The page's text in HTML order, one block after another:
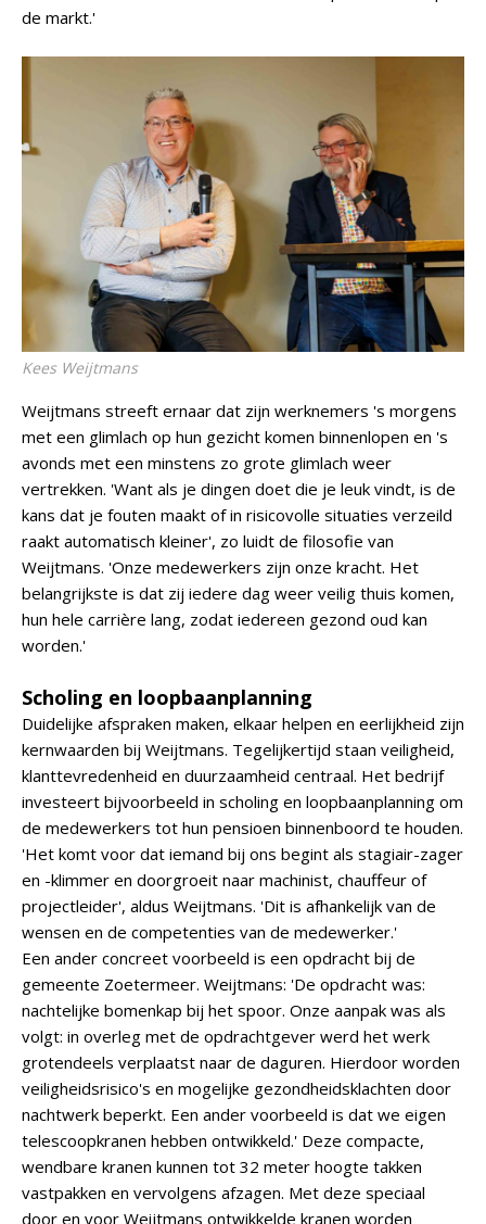
de markt.'
Kees Weijtmans
Weijtmans streeft ernaar dat zijn werknemers 's morgens
met een glimlach op hun gezicht komen binnenlopen en 's
avonds met een minstens zo grote glimlach weer
vertrekken. 'Want als je dingen doet die je leuk vindt, is de
kans dat je fouten maakt of in risicovolle situaties verzeild
raakt automatisch kleiner', zo luidt de filosofie van
Weijtmans. 'Onze medewerkers zijn onze kracht. Het
belangrijkste is dat zij iedere dag weer veilig thuis komen,
hun hele carrière lang, zodat iedereen gezond oud kan
worden.'
Scholing en loopbaanplanning
Duidelijke afspraken maken, elkaar helpen en eerlijkheid zijn
kernwaarden bij Weijtmans. Tegelijkertijd staan veiligheid,
klanttevredenheid en duurzaamheid centraal. Het bedrijf
investeert bijvoorbeeld in scholing en loopbaanplanning om
de medewerkers tot hun pensioen binnenboord te houden.
'Het komt voor dat iemand bij ons begint als stagiair-zager
en -klimmer en doorgroeit naar machinist, chauffeur of
projectleider', aldus Weijtmans. 'Dit is afhankelijk van de
wensen en de competenties van de medewerker.'
Een ander concreet voorbeeld is een opdracht bij de
gemeente Zoetermeer. Weijtmans: 'De opdracht was:
nachtelijke bomenkap bij het spoor. Onze aanpak was als
volgt: in overleg met de opdrachtgever werd het werk
grotendeels verplaatst naar de daguren. Hierdoor worden
veiligheidsrisico's en mogelijke gezondheidsklachten door
nachtwerk beperkt. Een ander voorbeeld is dat we eigen
telescoopkranen hebben ontwikkeld.' Deze compacte,
wendbare kranen kunnen tot 32 meter hoogte takken
vastpakken en vervolgens afzagen. Met deze speciaal
door en voor Weijtmans ontwikkelde kranen worden